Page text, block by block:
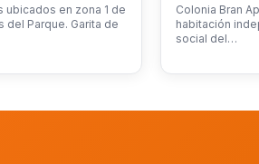
ubicados en zona 1 de
del Parque. Garita de
Colonia Bran
habitación
social del…